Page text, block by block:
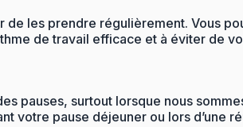
les prendre régulièrement. Vous
de travail efficace et à éviter de
pauses, surtout lorsque nous
votre pause déjeuner ou lors d’une